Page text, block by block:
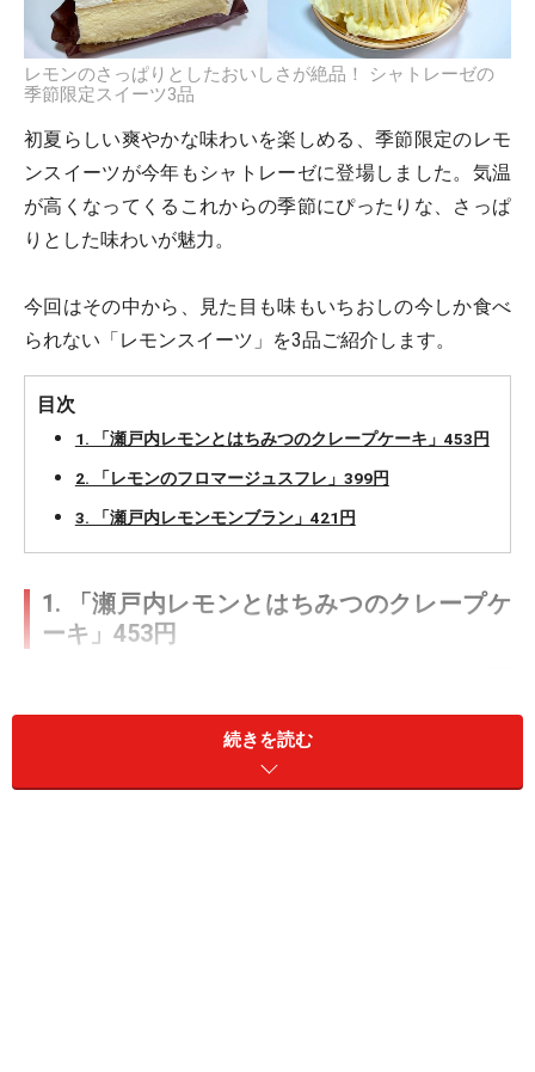
レモンのさっぱりとしたおいしさが絶品！ シャトレーゼの
季節限定スイーツ3品
初夏らしい爽やかな味わいを楽しめる、季節限定のレモ
ンスイーツが今年もシャトレーゼに登場しました。気温
が高くなってくるこれからの季節にぴったりな、さっぱ
りとした味わいが魅力。
今回はその中から、見た目も味もいちおしの今しか食べ
られない「レモンスイーツ」を3品ご紹介します。
目次
1. 「瀬戸内レモンとはちみつのクレープケーキ」453円
2. 「レモンのフロマージュスフレ」399円
3. 「瀬戸内レモンモンブラン」421円
1. 「瀬戸内レモンとはちみつのクレープケ
ーキ」453円
「瀬戸内レモンとはちみつのクレープケーキ」453円（税
続きを読む